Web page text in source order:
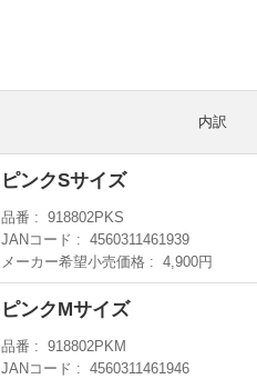
内訳
ピンクSサイズ
品番
918802PKS
JANコード
4560311461939
メーカー希望小売価格
4,900円
ピンクMサイズ
品番
918802PKM
JANコード
4560311461946